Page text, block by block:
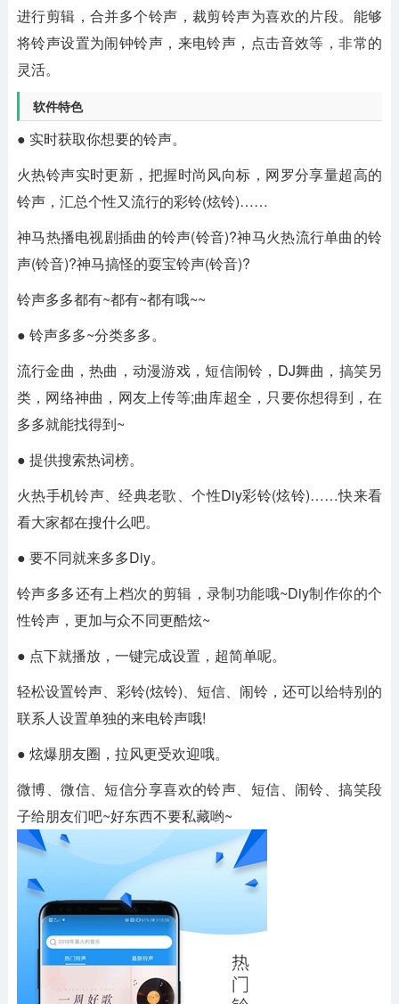
进行剪辑，合并多个铃声，裁剪铃声为喜欢的片段。能够
将铃声设置为闹钟铃声，来电铃声，点击音效等，非常的
灵活。
软件特色
● 实时获取你想要的铃声。
火热铃声实时更新，把握时尚风向标，网罗分享量超高的
铃声，汇总个性又流行的彩铃(炫铃)……
神马热播电视剧插曲的铃声(铃音)?神马火热流行单曲的铃
声(铃音)?神马搞怪的耍宝铃声(铃音)?
铃声多多都有~都有~都有哦~~
● 铃声多多~分类多多。
流行金曲，热曲，动漫游戏，短信闹铃，DJ舞曲，搞笑另
类，网络神曲，网友上传等;曲库超全，只要你想得到，在
多多就能找得到~
● 提供搜索热词榜。
火热手机铃声、经典老歌、个性Diy彩铃(炫铃)……快来看
看大家都在搜什么吧。
● 要不同就来多多Diy。
铃声多多还有上档次的剪辑，录制功能哦~Diy制作你的个
性铃声，更加与众不同更酷炫~
● 点下就播放，一键完成设置，超简单呢。
轻松设置铃声、彩铃(炫铃)、短信、闹铃，还可以给特别的
联系人设置单独的来电铃声哦!
● 炫爆朋友圈，拉风更受欢迎哦。
微博、微信、短信分享喜欢的铃声、短信、闹铃、搞笑段
子给朋友们吧~好东西不要私藏哟~